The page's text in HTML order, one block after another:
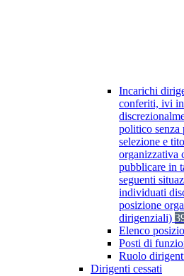
Incarichi
conferiti, ivi
politico senza
selezione e
organizzativa
pubblicare in
seguenti
individuati
posizione
dirigenziali)
Elenco
Posti di
Ruolo
Dirigenti cessati